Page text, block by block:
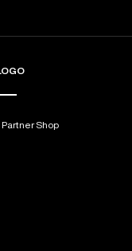
Partner Shop